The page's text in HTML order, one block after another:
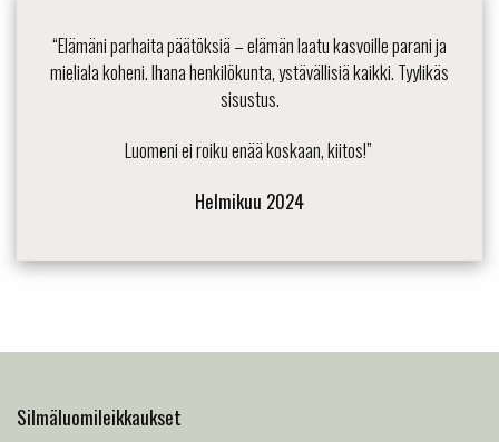
“Elämäni parhaita päätöksiä – elämän laatu kasvoille parani ja
mieliala koheni. Ihana henkilökunta, ystävällisiä kaikki. Tyylikäs
sisustus.
Luomeni ei roiku enää koskaan, kiitos!”
Helmikuu 2024
Silmäluomileikkaukset